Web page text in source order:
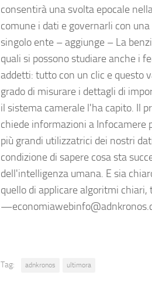
consentirà una svolta epocale
comune i dati e governarli con
singolo ente – aggiunge – La
quali si possono studiare anche i
addetti: tutto con un clic e questo
grado di misurare i dettagli di
il sistema camerale l'ha capito. Il
chiede informazioni a Infocamere
più grandi utilizzatrici dei nostri
condizione di sapere cosa sta
dell'intelligenza umana. E sia
quello di applicare algoritmi
Tag: adnkronos ultimora